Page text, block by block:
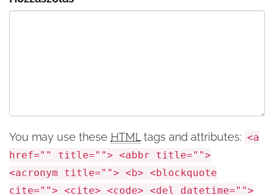
You may use these HTML tags and attributes: <a
href="" title=""> <abbr title="">
<acronym title=""> <b> <blockquote
cite=""> <cite> <code> <del datetime="">